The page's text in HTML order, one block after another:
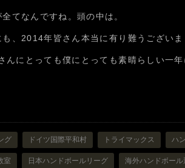
てなんですね。頭の中は。
も、2014年皆さん本当に有り難うござい
んにとっても僕にとっても素晴らしい一
グ ドイツ国際平和村 トライマックス ハ
室 日本ハンドボールリーグ 海外ハンドボール